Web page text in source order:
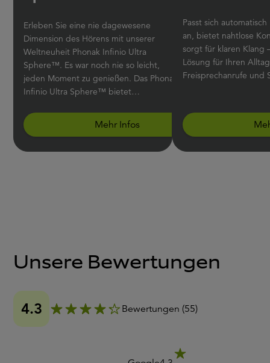
Erleben Sie eine nie dagewesene
Dimension des Hörens mit unserer
Weltneuheit Phonak Infinio Ultra
Sphere™. Es war noch nie so leicht,
jeden Moment zu genießen. Das Phonak
Infinio Ultra Sphere™ bietet
welcher Richtung Sprache kommt, und
filtert Störgeräusche aus dem
Mehr Infos
Passt sich
an, bietet nahtlose
sorgt für klaren Klang – das ist die
Lösung für Ihren
Freisprechanrufe und
Unsere Bewertungen
4.3 Bewertungen (55)